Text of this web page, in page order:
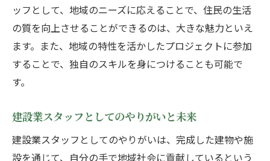
ッフとして、地域のニーズに応えることで、住民の生活
の質を向上させることができるのは、大きな魅力といえ
ます。また、地域の特性を活かしたプロジェクトに参加
することで、独自のスキルを身につけることも可能で
す。
建設業スタッフとしてのやりがいと未来
建設業スタッフとしてのやりがいは、完成した建物や施
設を通じて、自分の手で地域社会に貢献しているという